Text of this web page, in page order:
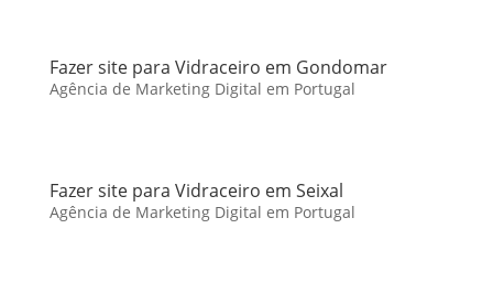
Fazer site para Vidraceiro em Gondomar
Agência de Marketing Digital em Portugal
Fazer site para Vidraceiro em Seixal
Agência de Marketing Digital em Portugal